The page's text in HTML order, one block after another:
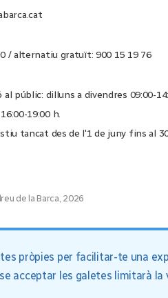
/ alternatiu gratuït: 900 15 19 76
públic: dilluns a divendres 09:00-
19:00 h.
tancat des de l'1 de juny fins al
de la Barca, 2026
pròpies per facilitar-te una
acceptar les galetes limitarà